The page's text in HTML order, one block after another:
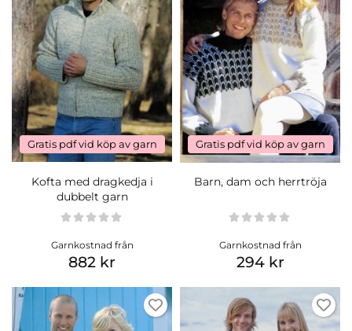
Gratis pdf vid köp av garn
Kofta med dragkedja i
dubbelt garn
Garnkostnad från
882 kr
Gratis pdf vid köp av garn
Barn, dam och herrtröja
Garnkostnad från
294 kr